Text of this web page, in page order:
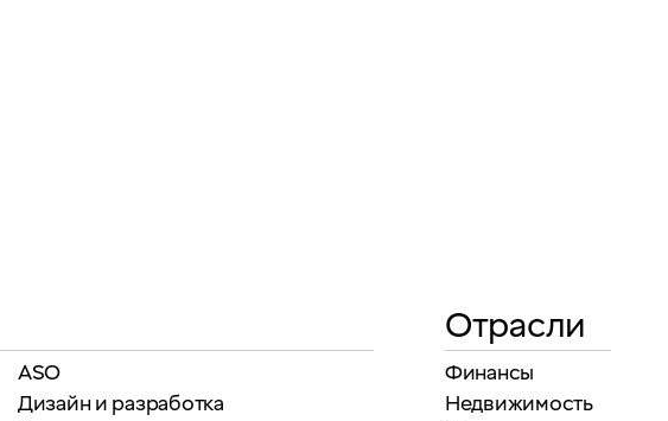
ASO
Дизайн и разработка
Отрасли
Финансы
Недвижимость